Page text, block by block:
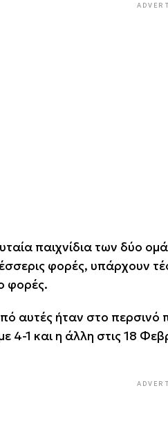
παιχνίδια των δύο
φορές, υπάρχουν
φορές.
αυτές ήταν στο περσινό
4-1 και η άλλη στις 18